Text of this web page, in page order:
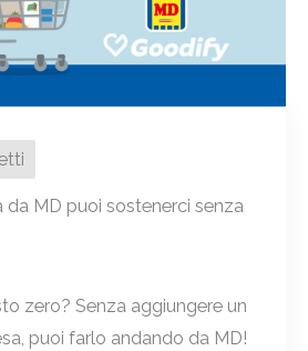
da MD puoi sostenerci senza
zero? Senza aggiungere un
puoi farlo andando da MD!